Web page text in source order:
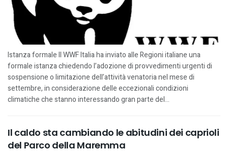
Istanza formale Il WWF Italia ha inviato alle Regioni italiane una
formale istanza chiedendo l’adozione di provvedimenti urgenti di
sospensione o limitazione dell’attività venatoria nel mese di
settembre, in considerazione delle eccezionali condizioni
climatiche che stanno interessando gran parte del...
Il caldo sta cambiando le abitudini dei caprioli
del Parco della Maremma